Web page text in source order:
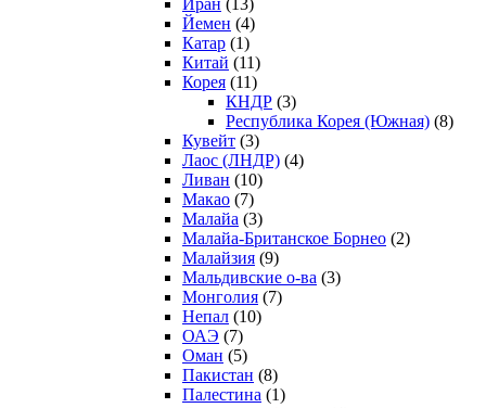
Йемен (4)
Катар (1)
Китай (11)
Корея (11)
КНДР (3)
Республика Корея (Южная) (8)
Кувейт (3)
Лаос (ЛНДР) (4)
Ливан (10)
Макао (7)
Малайа (3)
Малайа-Британское Борнео (2)
Малайзия (9)
Мальдивские о-ва (3)
Монголия (7)
Непал (10)
ОАЭ (7)
Оман (5)
Пакистан (8)
Палестина (1)